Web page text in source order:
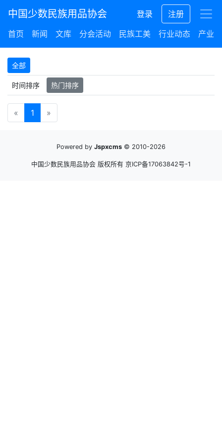
中国少数民族用品协会 登录
注册
首页
新闻 文库 分会活动 民族工美 行业动态 产业
全部
时间排序 热门排序
« 1 »
Powered by Jspxcms © 2010-2026
中国少数民族用品协会 版权所有 京ICP备17063842号-1